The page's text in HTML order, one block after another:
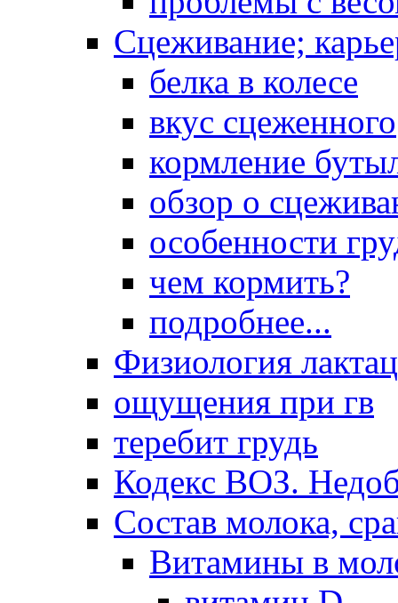
Сцеживание;
белка в колесе
вкус сцеженного
кормление
обзор о
особенности
чем кормить?
подробнее...
Физиология
ощущения при гв
теребит грудь
Кодекс ВОЗ.
Состав молока,
Витамины в